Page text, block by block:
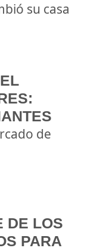
su casa
de
DE LOS
PARA